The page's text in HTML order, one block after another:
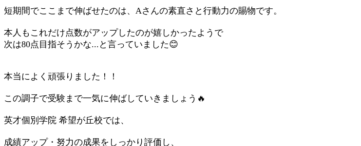
短期間でここまで伸ばせたのは、Aさんの素直さと行動力の賜物です。
本人もこれだけ点数がアップしたのが嬉しかったようで
次は80点目指そうかな...と言っていました😊
本当によく頑張りました！！
この調子で受験まで一気に伸ばしていきましょう🔥
英才個別学院 希望が丘校では、
成績アップ・努力の成果をしっかり評価し、